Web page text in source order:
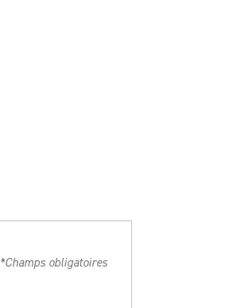
*Champs obligatoires